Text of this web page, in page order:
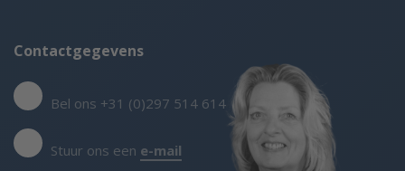
Contactgegevens
Bel ons +31 (0)297 514 614
Stuur ons een e-mail